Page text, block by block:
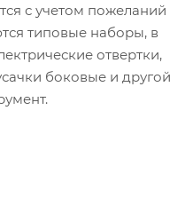
с учетом пожеланий
типовые наборы, в
отвертки,
боковые и другой